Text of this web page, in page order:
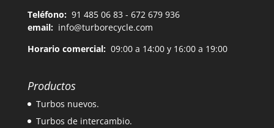
Teléfono: 91 485 06 83 - 672 679 936
email: info@turborecycle.com
Horario comercial:09:00 a 14:00 y 16:00 a 19:00
Productos
Turbos nuevos.
Turbos de intercambio.